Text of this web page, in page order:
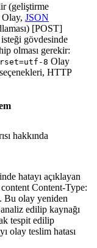
(geliştirme
Olay, JSON
[POST]
gövdesinde
olması gerekir:
8 Olay
seçenekleri, HTTP
hakkında
hatayı açıklayan
Content-Type:
Bu olay yeniden
edilip kaynağı
tespit edilip
olay teslim hatası